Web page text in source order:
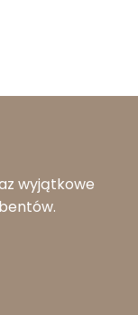
wyjątkowe